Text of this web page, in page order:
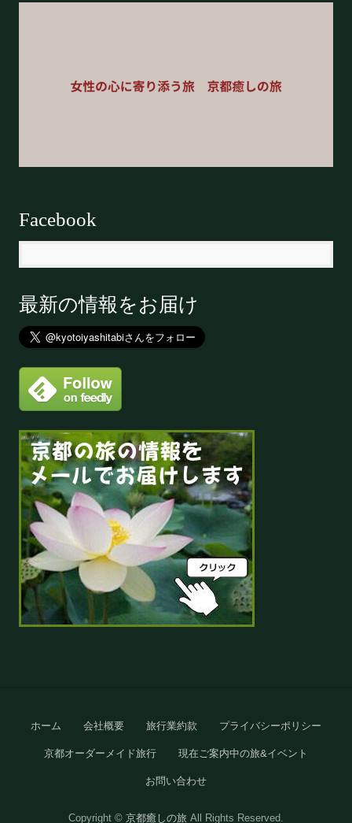
Facebook
最新の情報をお届け
Site
Footer
ホーム 会社概要 旅行業約款 プライバシーポリシー
京都オーダーメイド旅行 現在ご案内中の旅&イベント
お問い合わせ
Copyright © 京都癒しの旅 All Rights Reserved.